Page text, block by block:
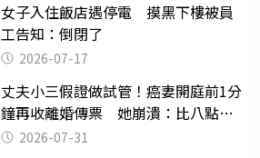
女子入住飯店遇停電 摸黑下樓被員
工告知：倒閉了
2026-07-17
丈夫小三假證做試管！癌妻開庭前1分
鐘再收離婚傳票 她崩潰：比八點檔
還扯2026-07-31